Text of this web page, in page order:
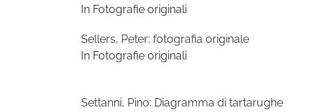
In Fotografie originali
Sellers, Peter: fotografia originale
In Fotografie originali
Settanni, Pino: Diagramma di tartarughe